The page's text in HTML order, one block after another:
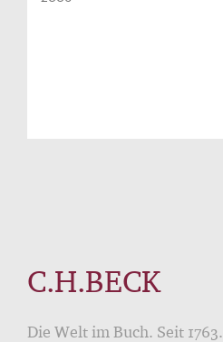
C.H.BECK
Die Welt im Buch. Seit 1763.